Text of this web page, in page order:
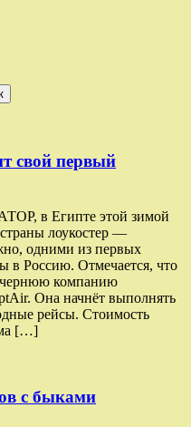
свой первый
в Египте этой зимой
лоукостер —
одними из первых
в Россию. Отмечается, что
компанию
Она начнёт выполнять
рейсы. Стоимость
[…]
с быками